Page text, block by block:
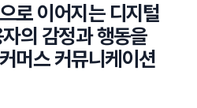
로 이어지는 디지털
의 감정과 행동을
머스 커뮤니케이션